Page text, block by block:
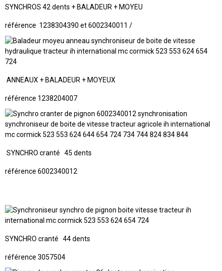
SYNCHROS 42 dents + BALADEUR + MOYEU
référence 1238304390 et 6002340011 /
ANNEAUX + BALADEUR + MOYEUX
référence 1238204007
SYNCHRO cranté 45 dents
référence 6002340012
SYNCHRO cranté 44 dents
référence 3057504